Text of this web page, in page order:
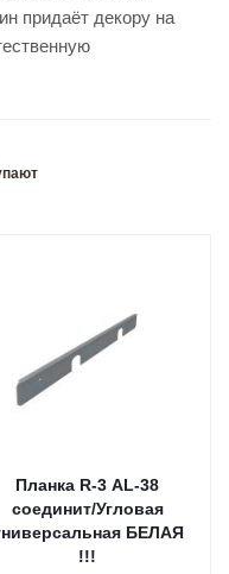
придаёт декору на
Планка R-3 AL-38
соединит/Угловая
БЕЛАЯ
!!!